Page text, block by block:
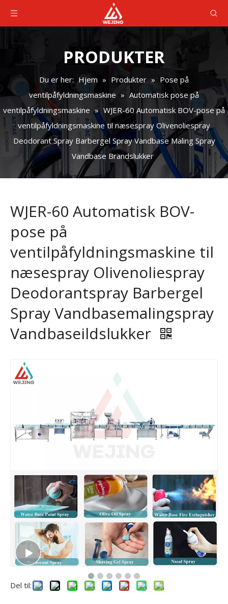
PRODUKTER
Du er her: Hjem » Produkter » Pose på
ventilpåfyldningsmaskine » Automatisk pose på
ventilpåfyldningsmaskine » WJER-60 Automatisk BOV-pose på
ventilpåfyldningsmaskine til næsespray Olivenoliespray
Deodorant Spray Barbergel Spray Vandbase Maling Spray
Vandbase Brandslukker
WJER-60 Automatisk BOV-
pose på
ventilpåfyldningsmaskine til
næsespray Olivenoliespray
Deodorantspray Barbergel
Spray Vandbasemalingspray
Vandbaseildslukker
Del til: